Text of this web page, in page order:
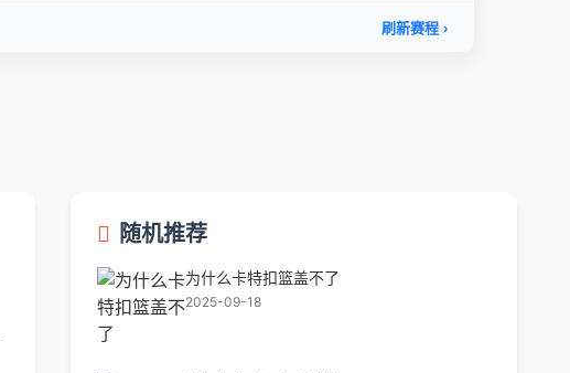
随机推荐
为什么卡特扣篮盖不了
2025-09-18